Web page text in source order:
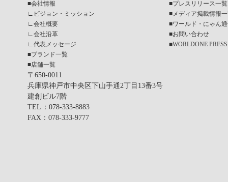
■会社情報
∟
ビジョン・ミッション
∟ 会社概要
∟ 会社沿革
∟ 代表メッセージ
■ブランド一覧
■店舗一覧
■プレスリリース一覧
■ メディア掲載情報
■ワールド・にゃん
■お問い合わせ
■WORLDONE PRESS
〒650-0011
兵庫県神戸市中央区下山手通2丁目13番3号
建創ビル7階
TEL ：078-333-8883
FAX ：078-333-9777